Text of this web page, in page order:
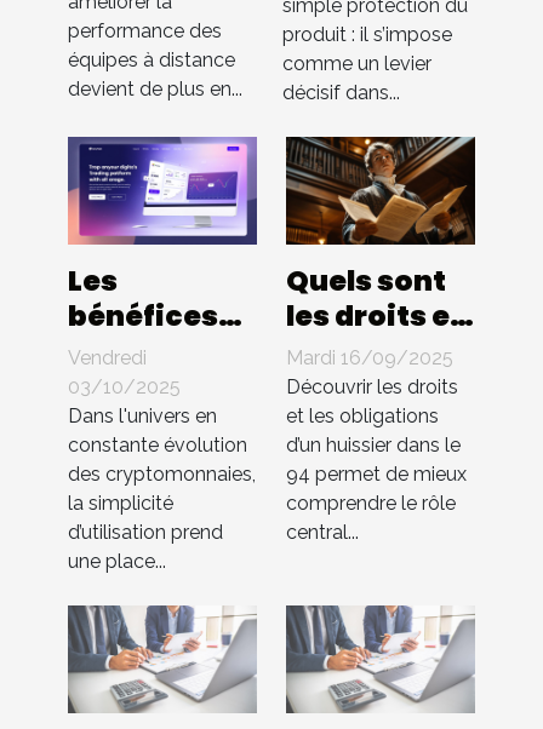
à distance
performance des
équipes à distance
devient de plus en...
elles les
ventes ?
simple protection du
produit : il s’impose
comme un levier
décisif dans...
Les
bénéfices
d'une
interface
utilisateur
intuitive
dans les
échanges
de cryptos
Vendredi
03/10/2025
Dans l'univers en
constante évolution
des cryptomonnaies,
la simplicité
d’utilisation prend
une place...
Quels sont
les droits et
les
obligations
d'un
huissier
dans le 94 ?
Mardi 16/09/2025
Découvrir les droits
et les obligations
d’un huissier dans le
94 permet de mieux
comprendre le rôle
central...